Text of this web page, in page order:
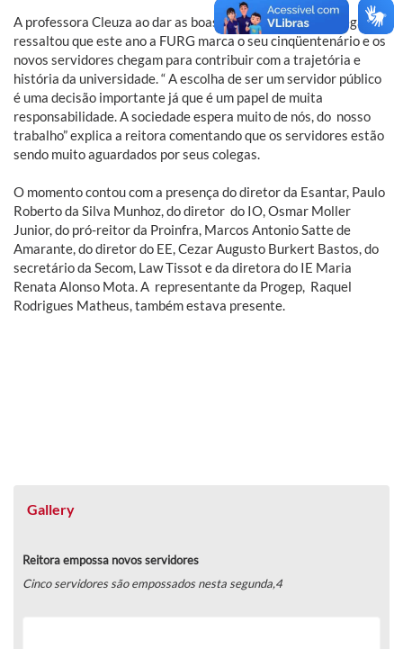
A professora Cleuza ao dar as boas-vindas aos recém-chegados
ressaltou que este ano a FURG marca o seu cinqüentenário e os
novos servidores chegam para contribuir com a trajetória e
história da universidade. “ A escolha de ser um servidor público
é uma decisão importante já que é um papel de muita
responsabilidade. A sociedade espera muito de nós, do nosso
trabalho” explica a reitora comentando que os servidores estão
sendo muito aguardados por seus colegas.
O momento contou com a presença do diretor da Esantar, Paulo
Roberto da Silva Munhoz, do diretor do IO, Osmar Moller
Junior, do pró-reitor da Proinfra, Marcos Antonio Satte de
Amarante, do diretor do EE, Cezar Augusto Burkert Bastos, do
secretário da Secom, Law Tissot e da diretora do IE Maria
Renata Alonso Mota. A representante da Progep, Raquel
Rodrigues Matheus, também estava presente.
Gallery
Reitora empossa novos servidores
Cinco servidores são empossados nesta segunda,4